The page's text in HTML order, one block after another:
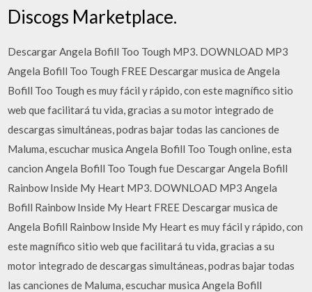
Discogs Marketplace.
Descargar Angela Bofill Too Tough MP3. DOWNLOAD MP3
Angela Bofill Too Tough FREE Descargar musica de Angela
Bofill Too Tough es muy fácil y rápido, con este magnífico sitio
web que facilitará tu vida, gracias a su motor integrado de
descargas simultáneas, podras bajar todas las canciones de
Maluma, escuchar musica Angela Bofill Too Tough online, esta
cancion Angela Bofill Too Tough fue Descargar Angela Bofill
Rainbow Inside My Heart MP3. DOWNLOAD MP3 Angela
Bofill Rainbow Inside My Heart FREE Descargar musica de
Angela Bofill Rainbow Inside My Heart es muy fácil y rápido, con
este magnífico sitio web que facilitará tu vida, gracias a su
motor integrado de descargas simultáneas, podras bajar todas
las canciones de Maluma, escuchar musica Angela Bofill